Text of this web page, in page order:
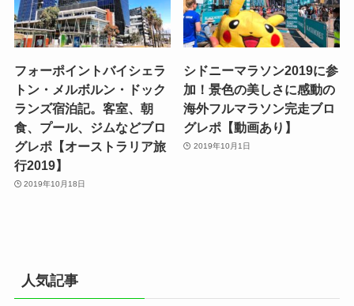
フォーポイントバイシェラ
トン・メルボルン・ドック
ランズ宿泊記。客室、朝
食、プール、ジムなどブロ
グレポ【オーストラリア旅
行2019】
2019年10月18日
シドニーマラソン2019に参
加！景色の美しさに感動の
海外フルマラソン完走ブロ
グレポ【動画あり】
2019年10月1日
人気記事